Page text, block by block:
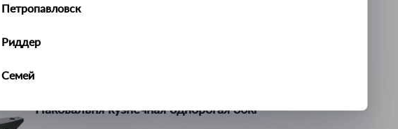
Петропавловск
Риддер
Семей
Талдыкорган
Наковальня кузнечная однорогая 5кг
Производитель:
Наковальня кузнечная однорогая 30кг